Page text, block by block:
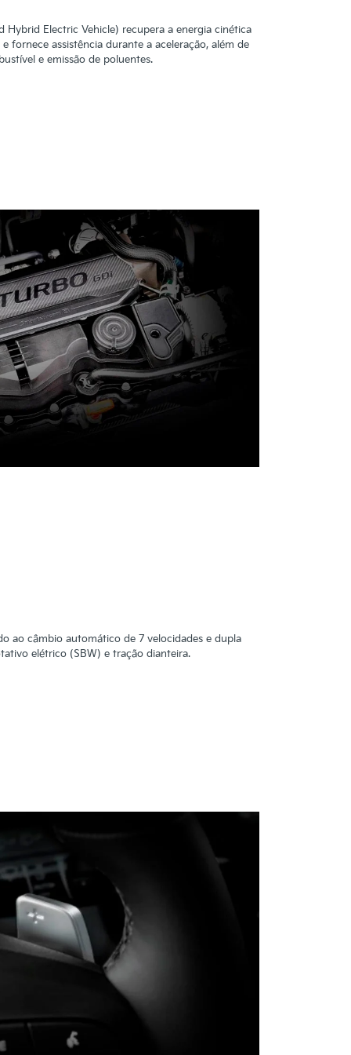
Hybrid Electric Vehicle) recupera a energia cinética
fornece assistência durante a aceleração, além de
e emissão de poluentes.
ao câmbio automático de 7 velocidades e dupla
elétrico (SBW) e tração dianteira.